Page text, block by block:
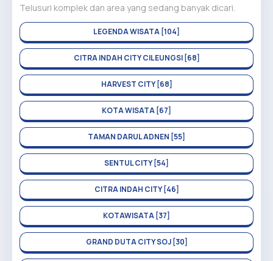
Telusuri komplek dan area yang sedang banyak dicari.
LEGENDA WISATA [104]
CITRA INDAH CITY CILEUNGSI [68]
HARVEST CITY [68]
KOTA WISATA [67]
TAMAN DARUL ADNEN [55]
SENTUL CITY [54]
CITRA INDAH CITY [46]
KOTAWISATA [37]
GRAND DUTA CITY SOJ [30]